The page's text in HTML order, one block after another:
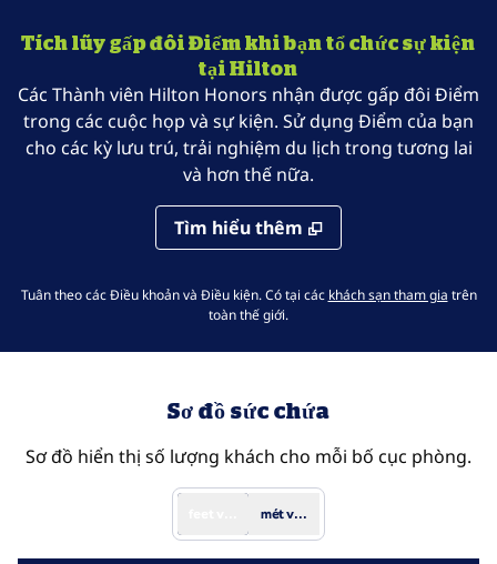
Tích lũy gấp đôi Điểm khi bạn tổ chức sự kiện
tại Hilton
Các Thành viên Hilton Honors nhận được gấp đôi Điểm
trong các cuộc họp và sự kiện. Sử dụng Điểm của bạn
cho các kỳ lưu trú, trải nghiệm du lịch trong tương lai
và hơn thế nữa.
Tìm hiểu thêm
Tuân theo các Điều khoản và Điều kiện. Có tại các khách sạn tham gia trên
toàn thế giới.
Sơ đồ sức chứa
Sơ đồ hiển thị số lượng khách cho mỗi bố cục phòng.
mét vuông